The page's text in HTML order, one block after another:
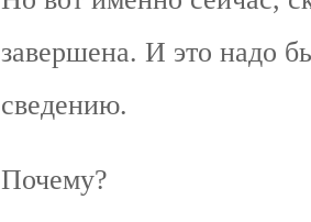
завершена. И это надо
сведению.
Почему?